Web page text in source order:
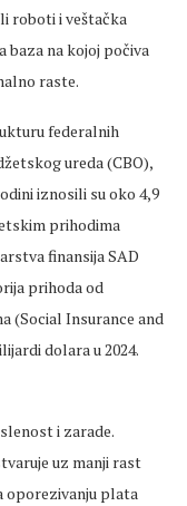
roboti i veštačka
baza na kojoj počiva
raste.
federalnih
ureda (CBO),
iznosili su oko 4,9
prihodima
finansija SAD
prihoda od
(Social Insurance and
dolara u 2024.
i zarade.
uz manji rast
oporezivanju plata